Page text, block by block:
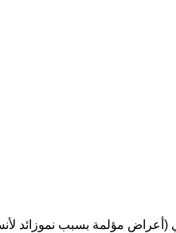
(أعراض مؤلمة بسبب نموزائد